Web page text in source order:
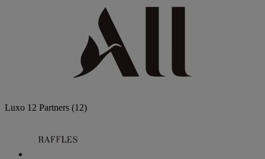
Luxo 12 Partners (12)